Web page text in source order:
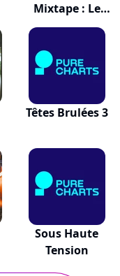
Mixtape : Le
Prelude
Têtes Brulées 3
Sous Haute
Tension